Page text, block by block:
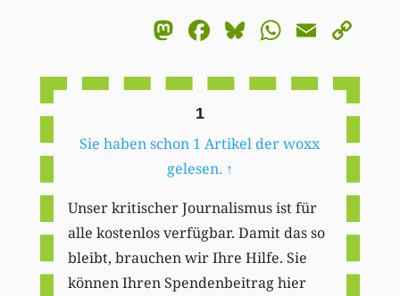
Mastodon
Facebook
BlueskyEmail
1
Sie haben schon 1 Artikel der woxx
gelesen. ↑
Unser kritischer Journalismus ist für
alle kostenlos verfügbar. Damit das so
bleibt, brauchen wir Ihre Hilfe. Sie
können Ihren Spendenbeitrag hier